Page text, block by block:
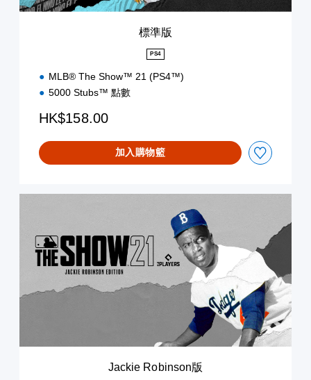
標準版
PS4
MLB® The Show™ 21 (PS4™)
5000 Stubs™ 點數
HK$158.00
加入購物籃
o
s
Jackie Robinson版